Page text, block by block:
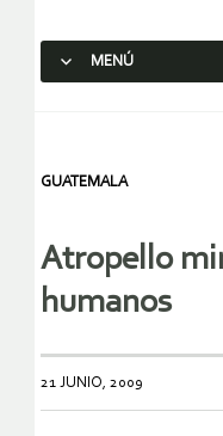
MENÚ
GUATEMALA
Atropello
humanos
21 JUNIO, 2009